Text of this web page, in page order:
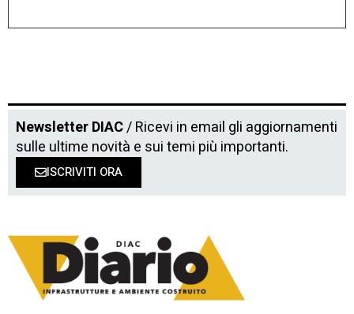
Newsletter DIAC/ Ricevi in email gli aggiornamenti
sulle ultime novità e sui temi più importanti.
ISCRIVITI ORA